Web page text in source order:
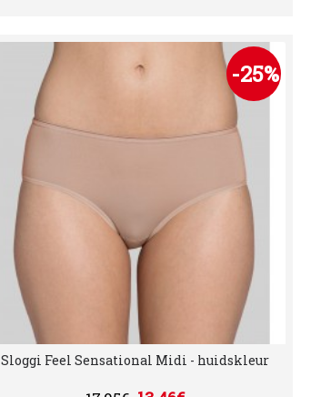
-25%
Sloggi Feel Sensational Midi - huidskleur